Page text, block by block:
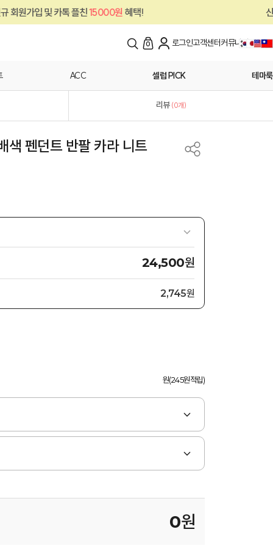
15000원혜택! 신규 회원가입 및 카톡 플
0 로그인고객센터커뮤니티
ACC 셀럽 PICK 테마룩
리뷰 (0개)
펜던트 반팔 카라 니트
24,500원
2,745원
원(245원적립)
0원